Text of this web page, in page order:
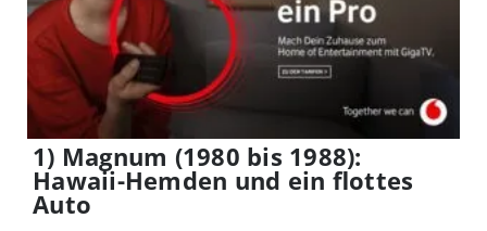
1) Magnum (1980 bis 1988):
Hawaii-Hemden und ein flottes
Auto